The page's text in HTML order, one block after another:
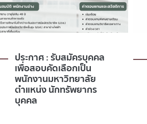
ประกาศ : รับสมัครบุคคล
เพื่อสอบคัดเลือกเป็น
พนักงานมหาวิทยาลัย
ตำแหน่ง นักทรัพยากร
บุคคล